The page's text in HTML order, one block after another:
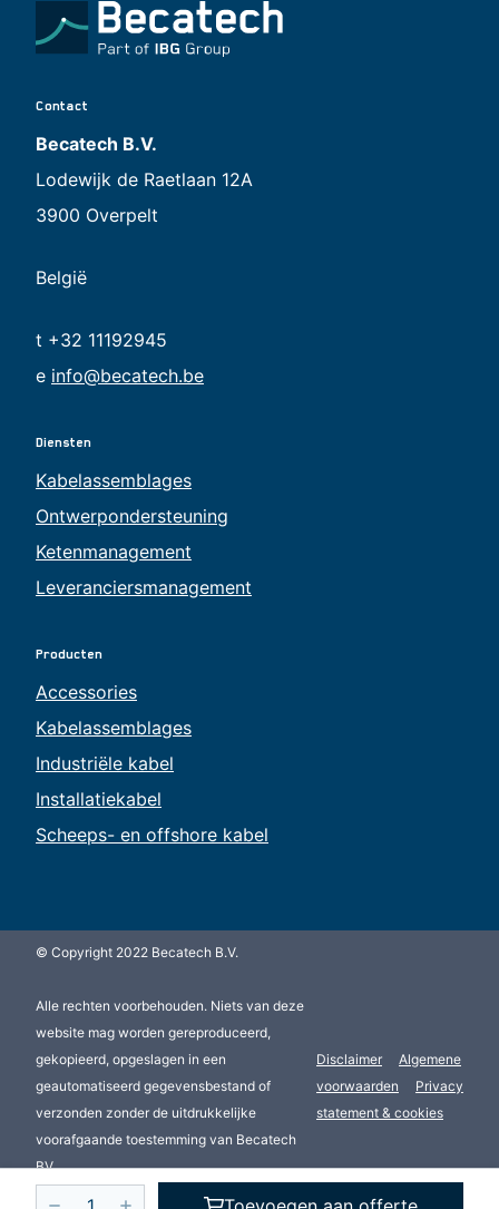
Contact
Becatech B.V.
Lodewijk de Raetlaan 12A
3900 Overpelt
België
t +32 11192945
e info@becatech.be
Diensten
Kabelassemblages
Ontwerpondersteuning
Ketenmanagement
Leveranciersmanagement
Producten
Accessories
Kabelassemblages
Industriële kabel
Installatiekabel
Scheeps- en offshore kabel
© Copyright 2022 Becatech B.V.
Alle rechten voorbehouden. Niets van deze
website mag worden gereproduceerd,
gekopieerd, opgeslagen in een
geautomatiseerd gegevensbestand of
verzonden zonder de uitdrukkelijke
voorafgaande toestemming van Becatech
BV.
Disclaimer
Algemene
voorwaarden
Privacy
statement & cookies